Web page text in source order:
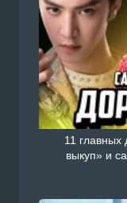
11
выкуп» и